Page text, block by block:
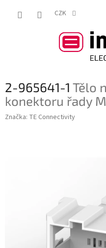
CZK
2-965641-1 Tělo
konektoru řady
Značka: TE Connectivity